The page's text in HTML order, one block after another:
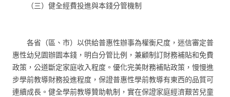
（三）健全經費投進與本錢分管機制
各省（區、市）以供給普惠性辦事為權衡尺度，迷信審定普
惠性幼兒園辦園本錢，明白分管比例，兼顧制訂財務補貼和免費
政策，公道斷定家庭收入程度。優化完美財務補貼政策，慢慢進
步學前教導財務投進程度，保證普惠性學前教導有東西的品質可
連續成長。健全學前教導贊助軌制，實在保證家庭經濟艱苦兒童